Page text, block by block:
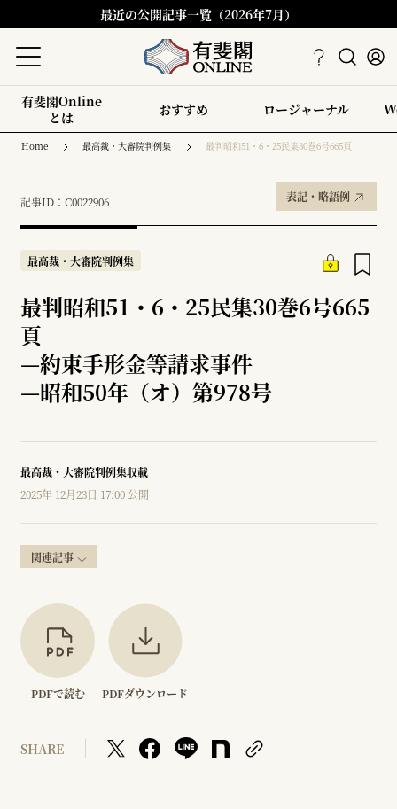
最近の公開記事一覧（2026年7月）
有斐閣Online
とは
おすすめ ロージャーナル
Home 最高裁・大審院判例集 最判昭和51・6・25民集30巻6号665頁
記事ID：C0022906 表記・略語例
最高裁・大審院判例集
最判昭和51・6・25民集30巻6号665
頁
—約束手形金等請求事件
—昭和50年（オ）第978号
最高裁・大審院判例集収載
2025年 12月23日 17:00 公開
関連記事
PDFで読む PDFダウンロード
SHARE